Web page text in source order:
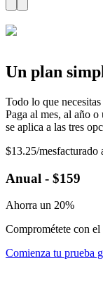
Un plan
Todo lo que
Paga al mes, al año
se aplica a las tres
$13.25/mesfacturado
Anual - $159
Ahorra un 20%
Comprométete con
Comienza tu prueba